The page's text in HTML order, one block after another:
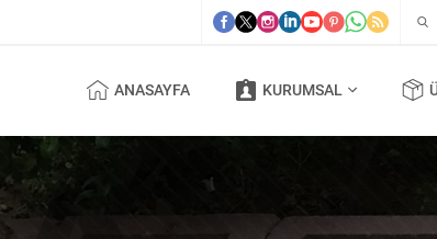
ANASAYFA KURUMSAL